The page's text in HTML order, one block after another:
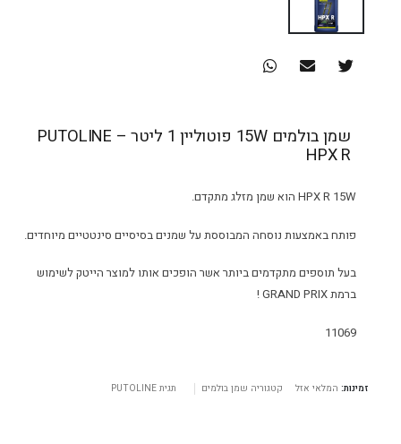
שמן בולמים 15W פוטוליין 1 ליטר – PUTOLINE
HPX R
HPXR 15W הוא שמן מזלג מתקדם.
פותח באמצעות נוסחה המבוססת על שמנים בסיסיים סינטטיים מיוחדים.
בעל תוספים מתקדמים ביותר אשר הופכים אותו למוצר הייטק לשימוש
ברמת
GRAND PRIX
!
11069
זמינות: המלאי אזל קטגוריה שמן בולמים תגית PUTOLINE